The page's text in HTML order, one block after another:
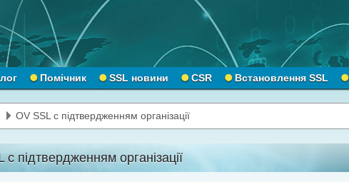
Помічник SSL новини CSR Встановлення SSL
OV SSL с підтвердженням організації
с підтвердженням організації